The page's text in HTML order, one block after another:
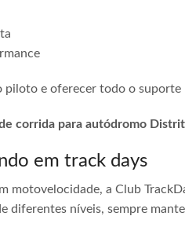
piloto e oferecer todo o
corrida para autódromo
em track days
motovelocidade, a Club
diferentes níveis, sempre